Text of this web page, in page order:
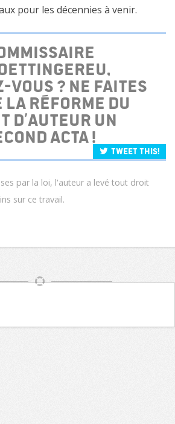
pour les décennies à venir.
vous ? Ne faites
la réforme du
d’auteur un
ACTA !
Tweet this!
par la loi, l'auteur a levé tout droit
sur ce travail.